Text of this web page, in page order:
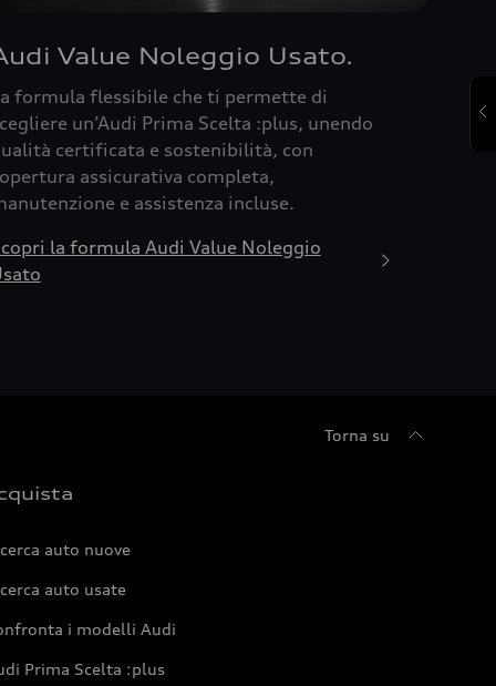
Value Noleggio Usato.
formula flessibile che ti permette di
un’Audi Prima Scelta :plus, unendo
certificata e sostenibilità, con
assicurativa completa,
e assistenza incluse.
la formula Audi Value Noleggio
Torna su
auto nuove
auto usate
i modelli Audi
Prima Scelta :plus